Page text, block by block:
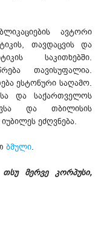
ავტორი
თავდაცვის და
საკითხებში.
თავისუფალია.
ესტონური საღამო.
და საქართველოს
და თბილისის
ეძღვნება.
ბმული.
თსუ მერვე კორპუსი,